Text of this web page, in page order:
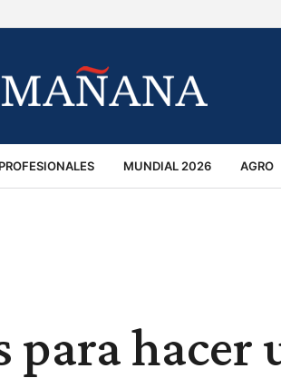
MUNDIAL 2026 AGRO
para hacer